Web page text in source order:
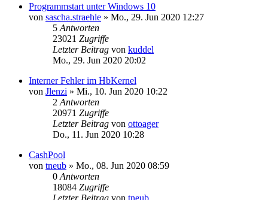
Programmstart unter Windows 10
von sascha.straehle » Mo., 29. Jun 2020 12:27
5 Antworten
23021 Zugriffe
Letzter Beitrag von kuddel
Mo., 29. Jun 2020 20:02
Interner Fehler im HbKernel
von Jlenzi » Mi., 10. Jun 2020 10:22
2 Antworten
20971 Zugriffe
Letzter Beitrag von ottoager
Do., 11. Jun 2020 10:28
CashPool
von tneub » Mo., 08. Jun 2020 08:59
0 Antworten
18084 Zugriffe
Letzter Beitrag von tneub